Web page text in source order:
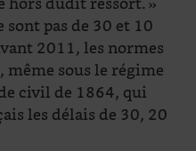
pas de 30 et 10
2011, les normes
sous le régime
civil de 1864, qui
les délais de 30, 20